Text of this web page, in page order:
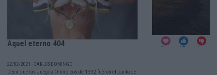
Aquel eterno 404
22/02/2021 - CARLOS DOMINGO
Decir que los Juegos Olímpicos de 1992 fueron el punto de